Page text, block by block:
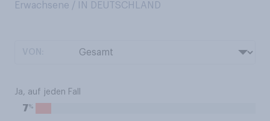
Erwachsene / IN DEUTSCHLAND
Ja, auf jeden Fall
7%